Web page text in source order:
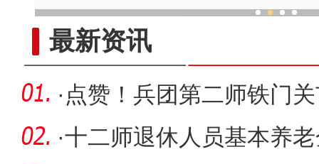
最新资讯
· 点赞！兵团第二师铁门
教书育人
·十二师退休人员基本养